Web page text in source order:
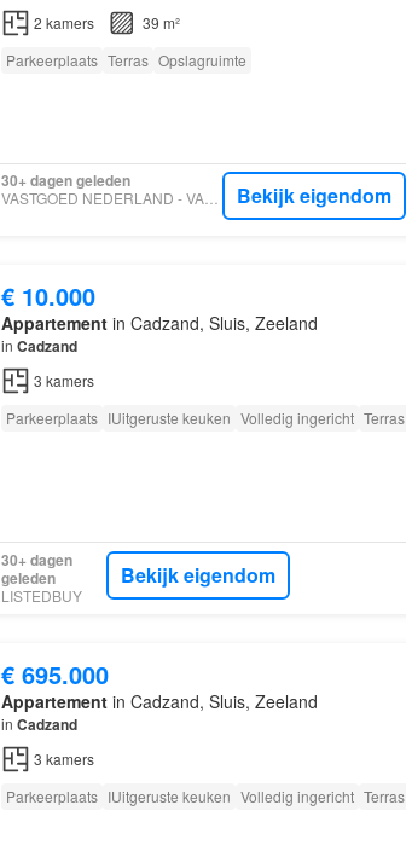
2 kamers
39 m²
Parkeerplaats Terras Opslagruimte
30+ dagen geleden
VASTGOED NEDERLAND - VAN AKKER MAKELAARS Bekijk eigendom
€ 10.000
Appartementin Cadzand, Sluis, Zeeland
in Cadzand
3 kamers
Parkeerplaats IUitgeruste keuken Volledig ingericht Terras
30+ dagen
geleden
LISTEDBUY
Bekijk eigendom
€ 695.000
Appartementin Cadzand, Sluis, Zeeland
in Cadzand
3 kamers
Parkeerplaats IUitgeruste keuken Volledig ingericht Terras